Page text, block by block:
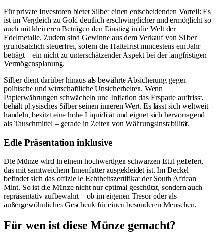
Für private Investoren bietet Silber einen entscheidenden Vorteil: Es
ist im Vergleich zu Gold deutlich erschwinglicher und ermöglicht so
auch mit kleineren Beträgen den Einstieg in die Welt der
Edelmetalle. Zudem sind Gewinne aus dem Verkauf von Silber
grundsätzlich steuerfrei, sofern die Haltefrist mindestens ein Jahr
beträgt – ein nicht zu unterschätzender Aspekt bei der langfristigen
Vermögensplanung.
Silber dient darüber hinaus als bewährte Absicherung gegen
politische und wirtschaftliche Unsicherheiten. Wenn
Papierwährungen schwächeln und Inflation das Ersparte auffrisst,
behält physisches Silber seinen inneren Wert. Es lässt sich weltweit
handeln, besitzt eine hohe Liquidität und eignet sich hervorragend
als Tauschmittel – gerade in Zeiten von Währungsinstabilität.
Edle Präsentation inklusive
Die Münze wird in einem hochwertigen schwarzen Etui geliefert,
das mit samtweichem Innenfutter ausgekleidet ist. Im Deckel
befindet sich das offizielle Echtheitszertifikat der South African
Mint. So ist die Münze nicht nur optimal geschützt, sondern auch
repräsentativ aufbewahrt – ob im eigenen Tresor oder als
außergewöhnliches Geschenk für einen besonderen Menschen.
Für wen ist diese Münze gemacht?